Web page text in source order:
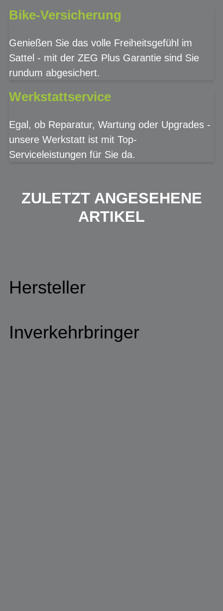
Bike-Versicherung
Genießen Sie das volle Freiheitsgefühl im
Sattel - mit der ZEG Plus Garantie sind Sie
rundum abgesichert.
Werkstattservice
Egal, ob Reparatur, Wartung oder Upgrades -
unsere Werkstatt ist mit Top-
Serviceleistungen für Sie da.
ZULETZT ANGESEHENE
ARTIKEL
Hersteller
Inverkehrbringer